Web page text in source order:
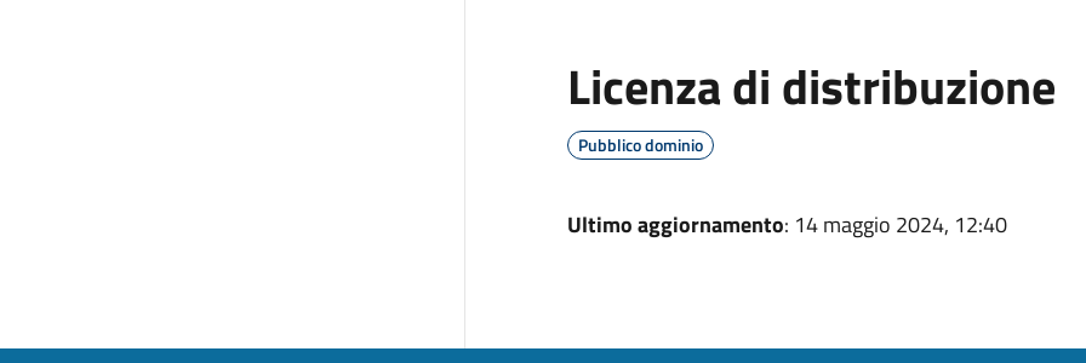
Licenza di distribuzione
Pubblico dominio
Ultimo aggiornamento: 14 maggio 2024, 12:40